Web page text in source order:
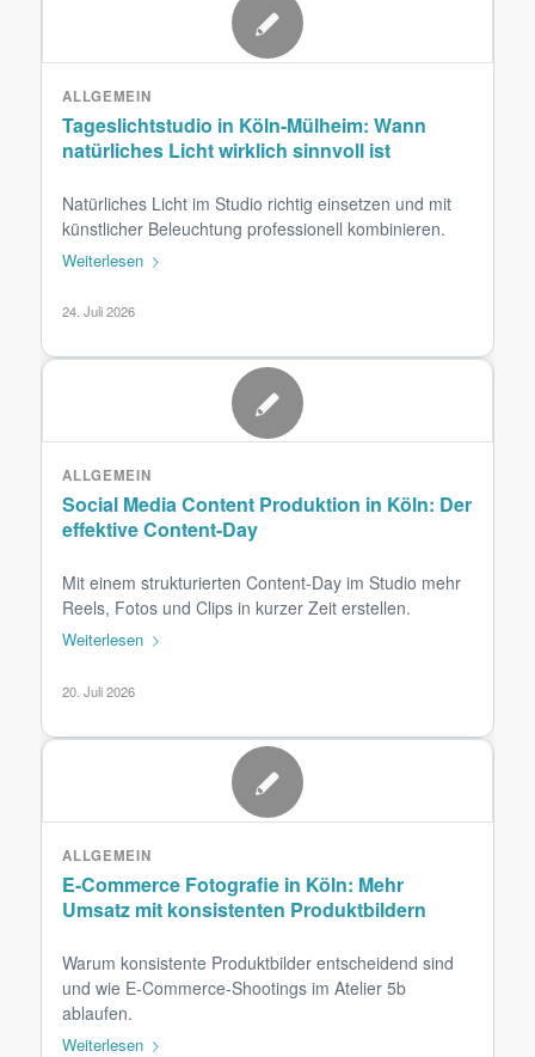
Tageslichtstudio in Köln-Mülheim: Wann
natürliches Licht wirklich sinnvoll ist
ALLGEMEIN
Natürliches Licht im Studio richtig einsetzen und mit
künstlicher Beleuchtung professionell kombinieren.
Weiterlesen
24. Juli 2026
Social Media Content Produktion in Köln: Der
effektive Content-Day
ALLGEMEIN
Mit einem strukturierten Content-Day im Studio mehr
Reels, Fotos und Clips in kurzer Zeit erstellen.
Weiterlesen
20. Juli 2026
E-Commerce Fotografie in Köln: Mehr
Umsatz mit konsistenten Produktbildern
ALLGEMEIN
Warum konsistente Produktbilder entscheidend sind
und wie E-Commerce-Shootings im Atelier 5b
ablaufen.
Weiterlesen